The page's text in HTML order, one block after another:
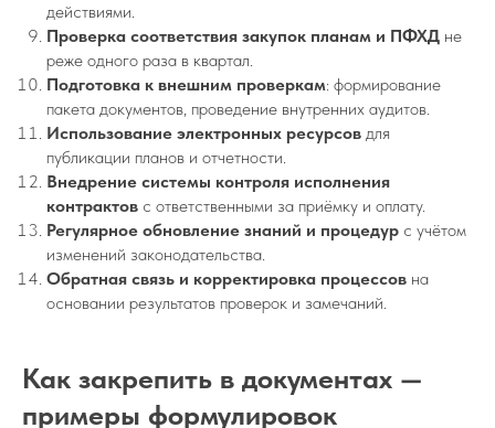
действиями.
Проверка соответствия закупок планам и ПФХД не
реже одного раза в квартал.
Подготовка к внешним проверкам: формирование
пакета документов, проведение внутренних аудитов.
Использование электронных ресурсов для
публикации планов и отчетности.
Внедрение системы контроля исполнения
контрактов с ответственными за приёмку и оплату.
Регулярное обновление знаний и процедур с учётом
изменений законодательства.
Обратная связь и корректировка процессов на
основании результатов проверок и замечаний.
Как закрепить в документах —
примеры формулировок